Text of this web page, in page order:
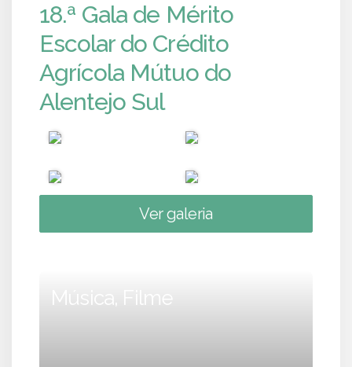
18.ª Gala de Mérito
Escolar do Crédito
Agrícola Mútuo do
Alentejo Sul
Ver galeria
Música, Filme